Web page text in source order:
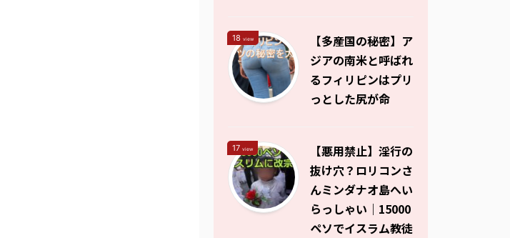
18 view
【多産国の秘密】ア
ジアの南米と呼ばれ
るフィリピンはプリ
っとした尻が命
17 view
【悪用禁止】淫行の
抜け穴？ロリコンさ
んミンダナオ島へい
らっしゃい｜15000
ペソでイスラム教徒